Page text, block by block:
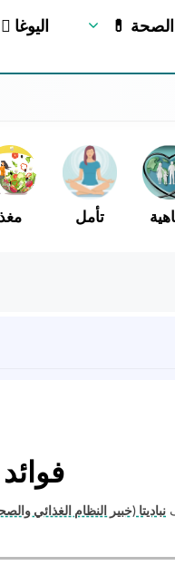
🧘🏻‍♂️ اليوغا 💊 الصحة
مغذ تأمل
18
نباديتا (خبير النظام الغذائي